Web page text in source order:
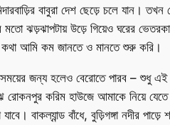
বাবুরা দেশ ছেড়ে চলে যান। তখন
ঝড়ঝাপটায় উড়ে গিয়েও ঘরের
কথা আমি কম জানতে ও মানতে শুরু করি।
জন্য হলেও বেরোতে পারব – শুধু এই
রোকনপুর করিম হাউজে আমাকে নিয়ে
বাকল্যান্ড বাঁধে, বুড়িগঙ্গা নদীর